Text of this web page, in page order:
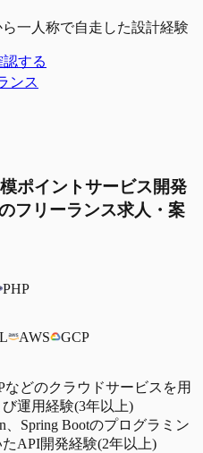
ら一人称で自走した設計経験
する
ンス
ポイントサービス開発
フリーランス求人・案
PHP
AWS GCP
などのクラウドサービスを用
運用経験(3年以上)
、Spring Bootのプログラミン
API開発経験(2年以上)